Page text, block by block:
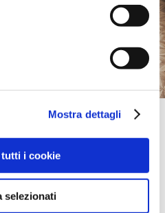
Mostra dettagli
i cookie
selezionati
SHOPPING PARK,
Greater London, Vereinigtes